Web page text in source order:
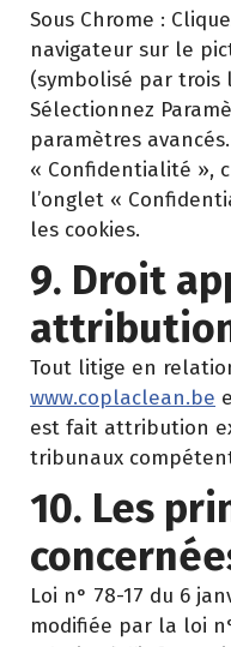
Sous Chrome :
navigateur sur le
(symbolisé par trois
Sélectionnez
paramètres
« Confidentialité »,
l’onglet «
les cookies.
9. Droit
Tout litige en
www.coplaclean.be
est fait attribution
tribunaux
10. Les
Loi n° 78-17 du 6
modifiée par la loi